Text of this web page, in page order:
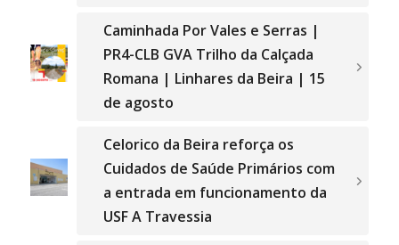
Caminhada Por Vales e Serras |
PR4-CLB GVA Trilho da Calçada
Romana | Linhares da Beira | 15
de agosto
Celorico da Beira reforça os
Cuidados de Saúde Primários com
a entrada em funcionamento da
USF A Travessia